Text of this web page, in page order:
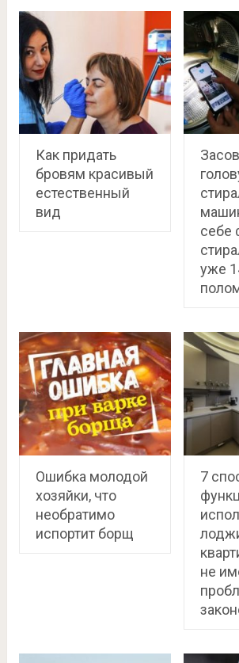
Как придать
бровям красивый
естественный
вид
себе
уже
Ошибка молодой
хозяйки, что
необратимо
испортит борщ
7
не